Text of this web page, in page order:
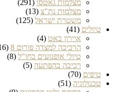
מצלמות גאטסו (291)
מצלמות נת"צ (13)
משטרת ישראל (125)
טיולים (41)
איירון באט (4)
הרכיבה למצדה פורום 8
(16)
טיולי אופנועים בחו"ל (8)
רכיבה בהפתעה (5)
טיפים (70)
טכנולוגיה (51)